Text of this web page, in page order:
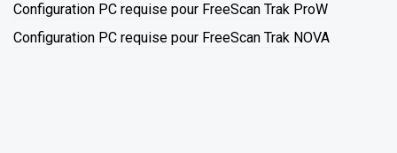
Configuration PC requise pour FreeScan Trak ProW
Configuration PC requise pour FreeScan Trak NOVA